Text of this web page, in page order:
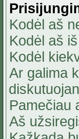
Kodėl aš
Kodėl aš
Kodėl
Ar galima
Pamečiau
Aš